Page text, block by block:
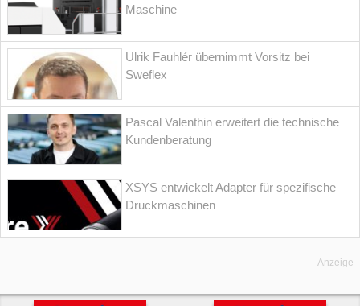
Maschine
Ulrik Fauhlér übernimmt Vorsitz bei
Sweflex
Pascal Valenthin erweitert die technische
Kundenberatung
XSYS entwickelt Adapter für spezifische
Druckmaschinen
Anzeige